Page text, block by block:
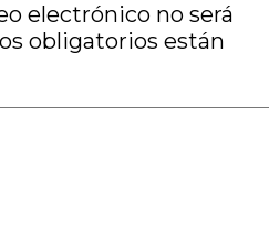
electrónico no será
obligatorios están